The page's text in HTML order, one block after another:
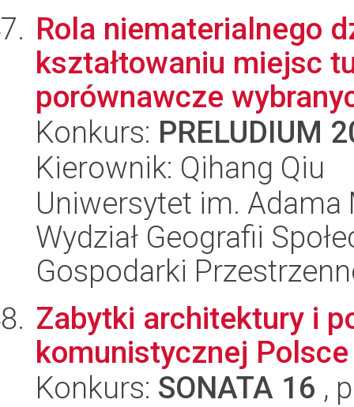
Rola niematerialnego
kształtowaniu miejsc
porównawcze
Konkurs: PRELUDIUM
Kierownik: Qihang Qiu
Uniwersytet im.
Wydział Geografii
Gospodarki
Zabytki architektury i
komunistycznej
Konkurs: SONATA 16 ,